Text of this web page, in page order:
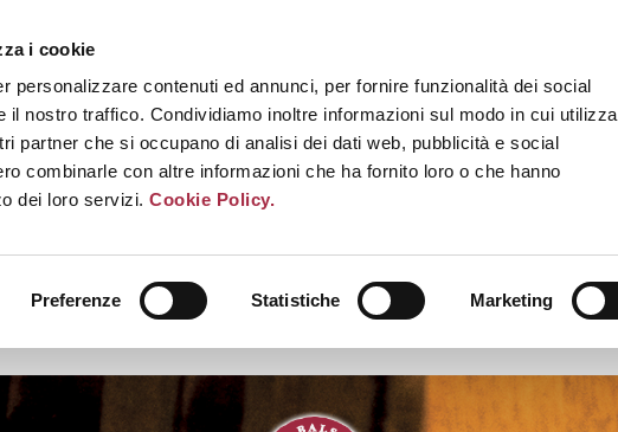
i cookie
personalizzare contenuti ed annunci, per fornire funzionalità dei social
il nostro traffico. Condividiamo inoltre informazioni sul modo in cui utilizza
partner che si occupano di analisi dei dati web, pubblicità e social
combinarle con altre informazioni che ha fornito loro o che hanno
dei loro servizi.Cookie Policy.
Preferenze Statistiche Marketing